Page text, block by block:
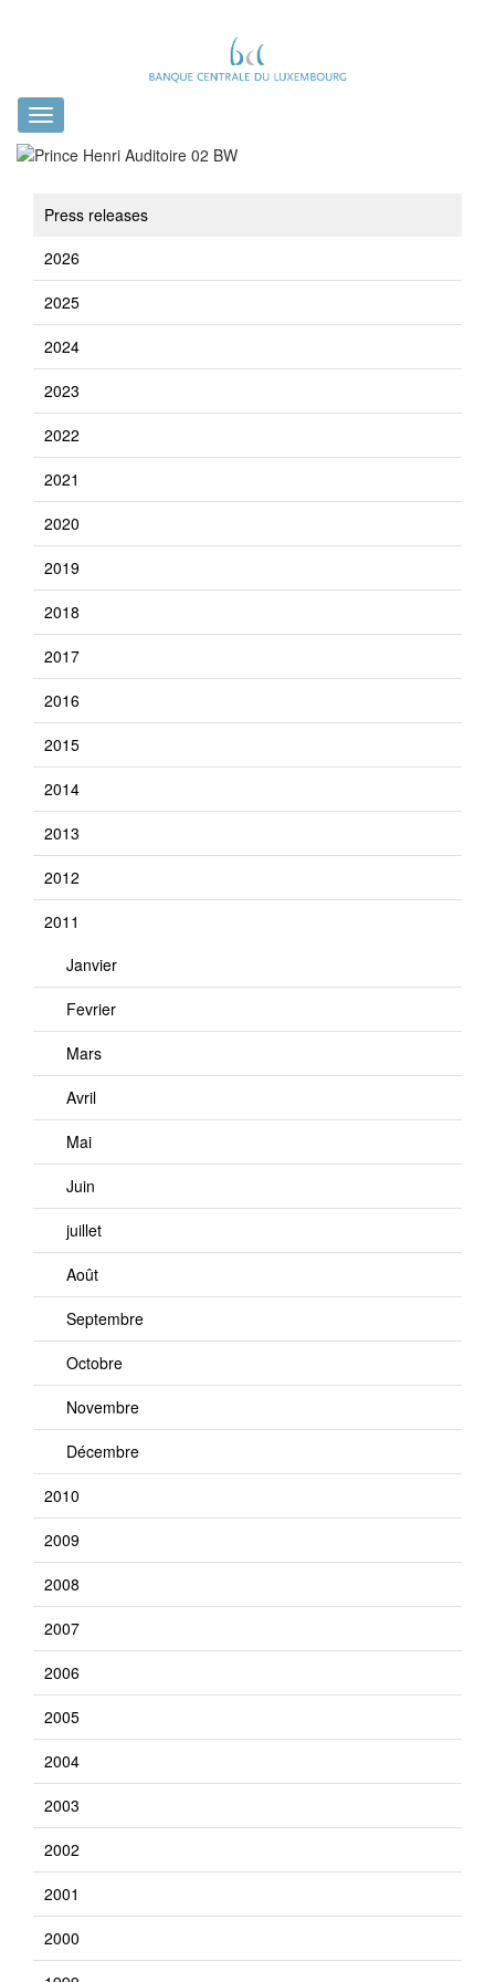
Toggle
navigation
Press releases
2026
2025
2024
2023
2022
2021
2020
2019
2018
2017
2016
2015
2014
2013
2012
2011
Janvier
Fevrier
Mars
Avril
Mai
Juin
juillet
Août
Septembre
Octobre
Novembre
Décembre
2010
2009
2008
2007
2006
2005
2004
2003
2002
2001
2000